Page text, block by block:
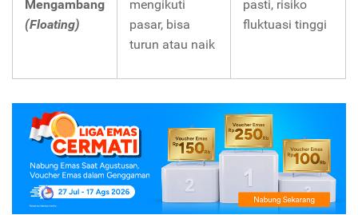
Mengambang
(Floating)
mengikuti
pasar, bisa
turun atau naik
pasti, risiko
fluktuasi tinggi